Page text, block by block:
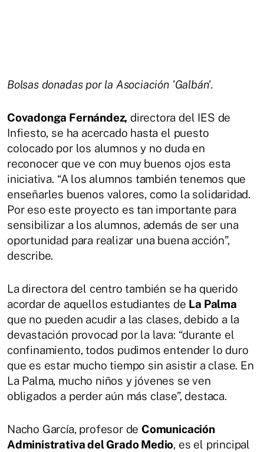
Bolsas donadas por la Asociación 'Galbán'.
Covadonga Fernández, directora del IES de
Infiesto, se ha acercado hasta el puesto
colocado por los alumnos y no duda en
reconocer que ve con muy buenos ojos esta
iniciativa. “A los alumnos también tenemos que
enseñarles buenos valores, como la solidaridad.
Por eso este proyecto es tan importante para
sensibilizar a los alumnos, además de ser una
oportunidad para realizar una buena acción”,
describe.
La directora del centro también se ha querido
acordar de aquellos estudiantes de La Palma
que no pueden acudir a las clases, debido a la
devastación provocad por la lava: “durante el
confinamiento, todos pudimos entender lo duro
que es estar mucho tiempo sin asistir a clase. En
La Palma, mucho niños y jóvenes se ven
obligados a perder aún más clase”, destaca.
Nacho García, profesor de Comunicación
Administrativa del Grado Medio, es el principal